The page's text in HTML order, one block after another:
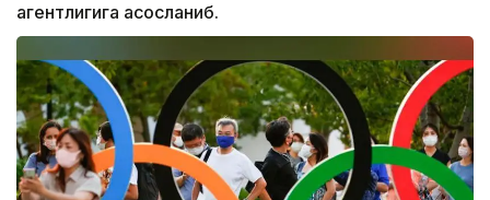
агентлигига асосланиб.